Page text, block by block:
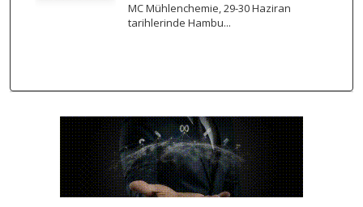
MC Mühlenchemie, 29-30 Haziran
tarihlerinde Hambu...